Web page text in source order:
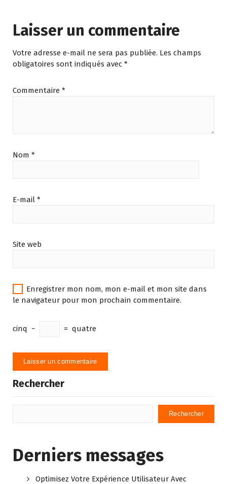
Laisser un commentaire
Votre adresse e-mail ne sera pas publiée. Les champs
obligatoires sont indiqués avec *
Commentaire *
Nom *
E-mail *
Site web
Enregistrer mon nom, mon e-mail et mon site dans
le navigateur pour mon prochain commentaire.
cinq − = quatre
Rechercher
Rechercher
Derniers messages
Optimisez Votre Expérience Utilisateur Avec